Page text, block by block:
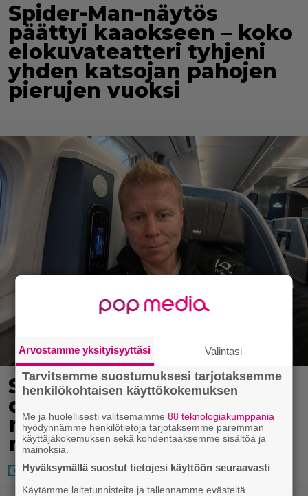
Spider-Man-näytös
päättyi kaaokseen – koko
elokuvateatteri tyhjeni
yhden katsojan pahojen
pierujen vuoksi
Sampo Kaulanen sai
oudon tulehduksen –
makaa hoitolaitteessa
nytkähdellen
Arvostamme yksityisyyttäsi Valintasi
Tarvitsemme suostumuksesi tarjotaksemme
henkilökohtaisen käyttökokemuksen
Me ja huolellisesti valitsemamme88 teknologiakumppania
hyödynnämme henkilötietoja tarjotaksemme paremman
käyttäjäkokemuksen sekä kohdentaaksemme sisältöä ja
mainoksia.
Hyväksymällä suostut tietojesi käyttöön seuraavasti
Käytämme laitetunnisteita ja tallennamme evästeitä